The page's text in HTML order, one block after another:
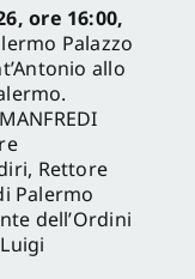
ore 16:00,
Palazzo
allo
Rettore
Palermo
dell’Ordini